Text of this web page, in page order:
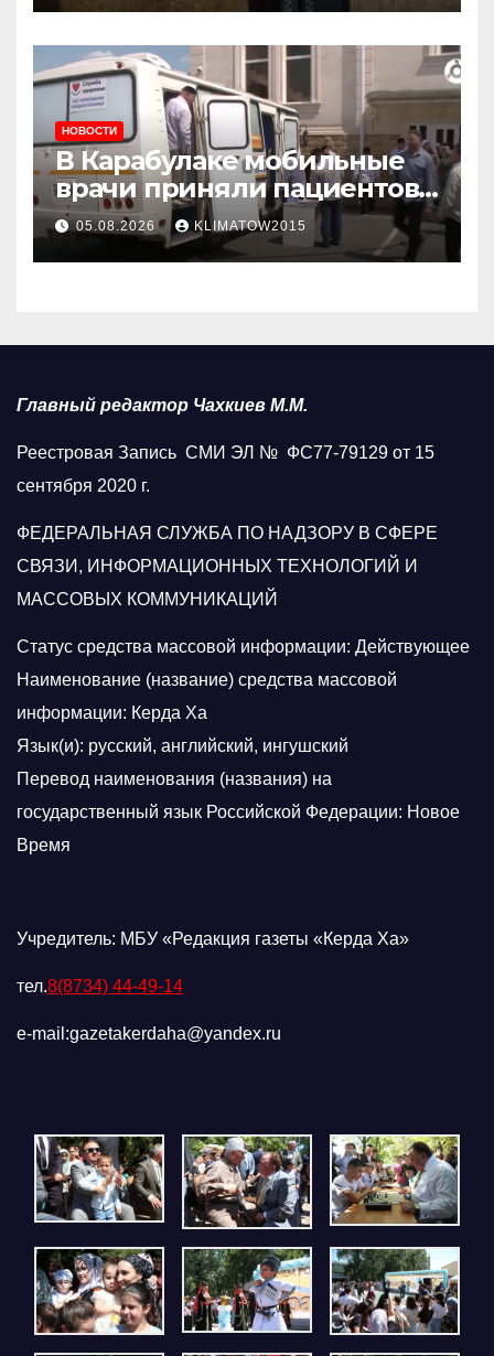
НОВОСТИ
В Карабулаке мобильные
врачи приняли пациентов
у стен мечети
05.08.2026 KLIMATOW2015
Главный редактор Чахкиев М.М.
Реестровая Запись СМИ ЭЛ № ФС77-79129 от 15
сентября 2020 г.
ФЕДЕРАЛЬНАЯ СЛУЖБА ПО НАДЗОРУ В СФЕРЕ
СВЯЗИ, ИНФОРМАЦИОННЫХ ТЕХНОЛОГИЙ И
МАССОВЫХ КОММУНИКАЦИЙ
Статус средства массовой информации: Действующее
Наименование (название) средства массовой
информации: Керда Ха
Язык(и): русский, английский, ингушский
Перевод наименования (названия) на
государственный язык Российской Федерации: Новое
Время
Учредитель: МБУ «Редакция газеты «Керда Ха»
тел.8(8734) 44-49-14
e-mail:gazetakerdaha@yandex.ru